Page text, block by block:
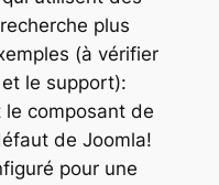
plus
(à vérifier
le support):
composant de
de Joomla!
pour une